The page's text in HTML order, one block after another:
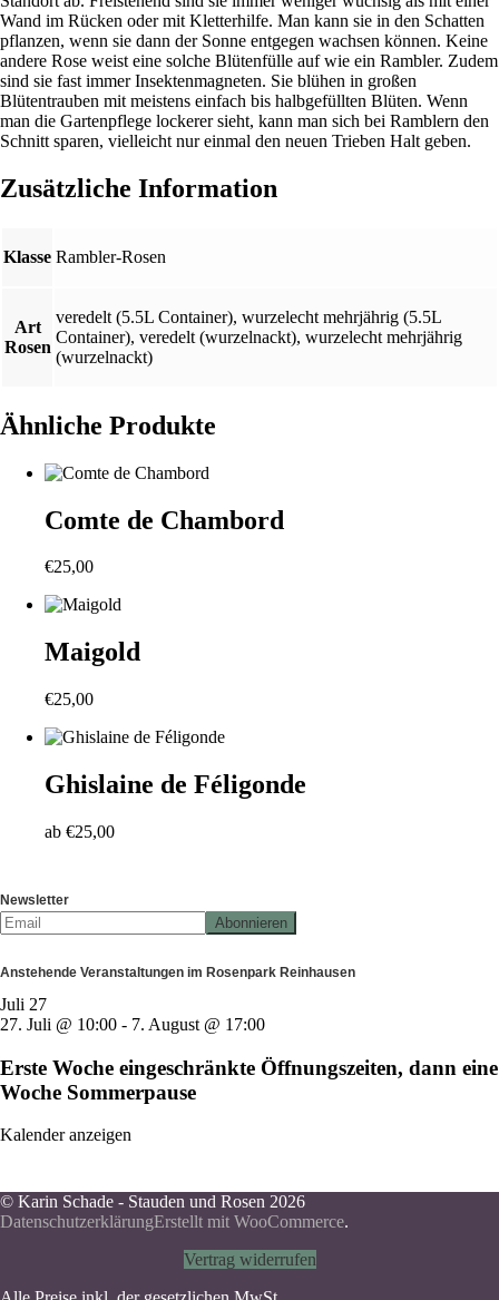
Wand im Rücken oder mit Kletterhilfe. Man kann sie in den Schatten
pflanzen, wenn sie dann der Sonne entgegen wachsen können. Keine
andere Rose weist eine solche Blütenfülle auf wie ein Rambler. Zudem
sind sie fast immer Insektenmagneten. Sie blühen in großen
Blütentrauben mit meistens einfach bis halbgefüllten Blüten. Wenn
man die Gartenpflege lockerer sieht, kann man sich bei Ramblern den
Schnitt sparen, vielleicht nur einmal den neuen Trieben Halt geben.
Zusätzliche Information
Klasse Rambler-Rosen
Art
Rosen
veredelt (5.5L Container), wurzelecht mehrjährig (5.5L
Container), veredelt (wurzelnackt), wurzelecht mehrjährig
(wurzelnackt)
Ähnliche Produkte
Comte de Chambord
€25,00
Maigold
€25,00
Ghislaine de Féligonde
ab €25,00
Newsletter
Anstehende Veranstaltungen im Rosenpark Reinhausen
Juli 27
27. Juli @ 10:00 - 7. August @ 17:00
Erste Woche eingeschränkte Öffnungszeiten, dann eine
Woche Sommerpause
Kalender anzeigen
© Karin Schade - Stauden und Rosen 2026
DatenschutzerklärungErstellt mit WooCommerce.
Vertrag widerrufen